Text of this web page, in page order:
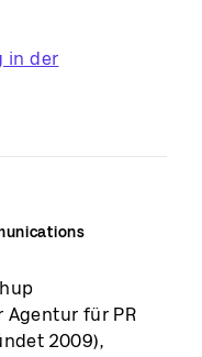
in der
Agentur für PR
2009),